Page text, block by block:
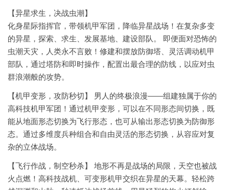
【异星求生，决战虫潮】
化身星际指挥官，带领机甲军团，降临异星战场！在复杂多变
的异星，探索、求生、发展基地、建设部队。
即便面对恐怖的
虫潮天灾，人类永不言败！修建和摆放防御塔、灵活调动机甲
部队，通过塔防和即时操作，配置出最合理的防线，以应对虫
群浪潮般的攻势。
【机甲变形，攻防秒切】
男人的终极浪漫——组建独属于你的
高科技机甲军团！通过机甲变形，可以在不同形态间切换，既
能从地面形态切换为飞行形态，也可从输出形态切换为防御形
态。通过多维度兵种组合和自由灵活的形态切换，从容应对复
杂的立体战场。
【飞行作战，制空秒杀】
地形不再是战场的局限，天空也被战
火点燃！高科技战机、可变形机甲交织在异星的天幕。轻松跨